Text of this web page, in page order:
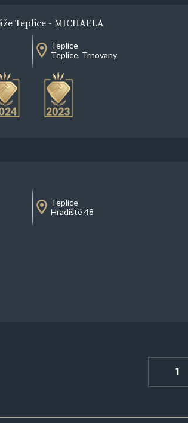
Teplice - MICHAELA
Teplice
Teplice, Trnovany
Teplice
Hradiště 48
1